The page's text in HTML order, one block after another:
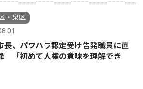
・泉区
長、パワハラ認定受け告発職員に直
「初めて人権の意味を理解でき